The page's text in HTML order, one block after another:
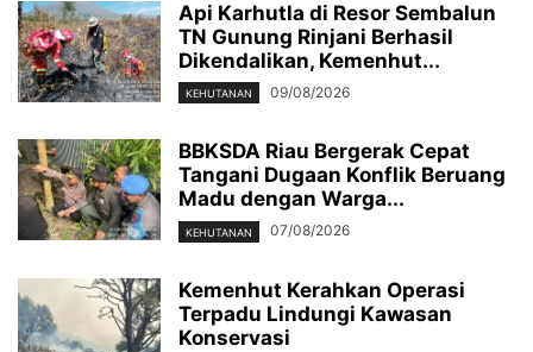
Api Karhutla di Resor Sembalun
TN Gunung Rinjani Berhasil
Dikendalikan, Kemenhut...
KEHUTANAN 09/08/2026
BBKSDA Riau Bergerak Cepat
Tangani Dugaan Konflik Beruang
Madu dengan Warga...
KEHUTANAN 07/08/2026
Kemenhut Kerahkan Operasi
Terpadu Lindungi Kawasan
Konservasi